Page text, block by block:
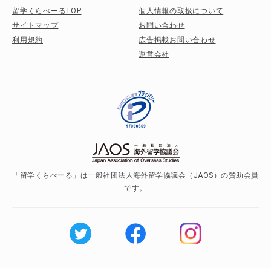
留学くらべーるTOP
サイトマップ
利用規約
個人情報の取扱について
お問い合わせ
広告掲載お問い合わせ
運営会社
「留学くらべーる」は一般社団法人海外留学協議会（JAOS）の賛助会員
です。